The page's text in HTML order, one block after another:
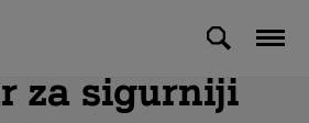
za sigurniji